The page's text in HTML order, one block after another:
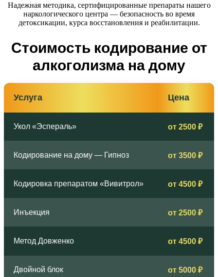
Надежная методика, сертифицированные препараты нашего
наркологического центра — безопасность во время
детоксикации, курса восстановления и реабилитации.
Стоимость кодирование от
алкоголизма на дому
Услуга Цена
Укол «Эспераль» от 2500 ₽
Кодирование на дому — Гипноз от 3500 ₽
Кодировка препаратом «Вивитрол» от 4500 ₽
Инъекция от 2500 ₽
Метод Довженко от 4500 ₽
Двойной блок от 5000 ₽